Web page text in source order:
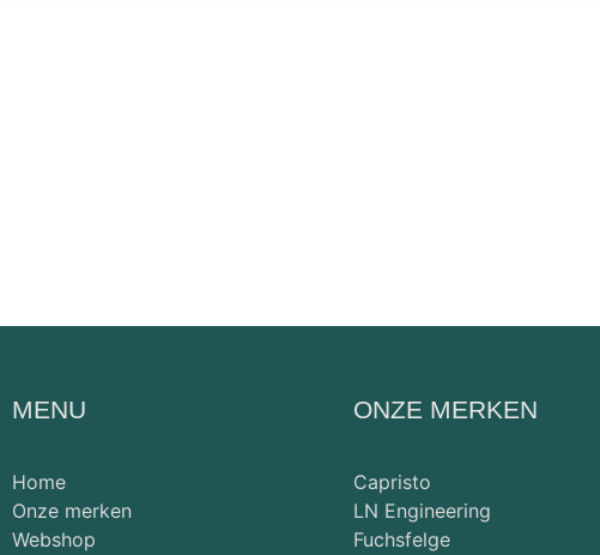
MENU
Home
Onze merken
Webshop
ONZE MERKEN
Capristo
LN Engineering
Fuchsfelge